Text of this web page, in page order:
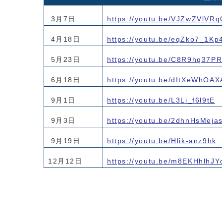
3月7日 https://youtu.be/
4月18日 https://youtu.be/
5月23日 https://youtu.be/
6月18日 https://youtu.be/
9月1日 https://youtu.be/L3Li_f6l9tE
9月3日 https://youtu.be/2dhnHsMejas
9月19日 https://youtu.be/Hlik-anz9hk
12月12日 https://youtu.be/